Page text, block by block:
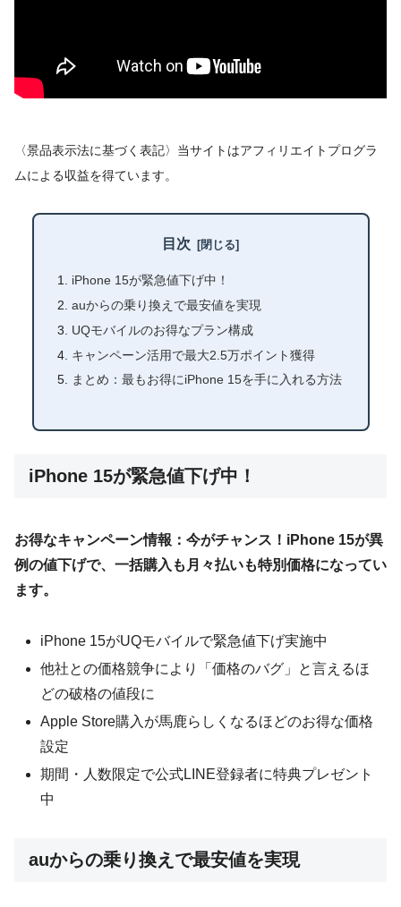
〈景品表示法に基づく表記〉当サイトはアフィリエイトプログラ
ムによる収益を得ています。
目次
iPhone 15が緊急値下げ中！
auからの乗り換えで最安値を実現
UQモバイルのお得なプラン構成
キャンペーン活用で最大2.5万ポイント獲得
まとめ：最もお得にiPhone 15を手に入れる方法
iPhone 15が緊急値下げ中！
お得なキャンペーン情報：今がチャンス！iPhone 15が異
例の値下げで、一括購入も月々払いも特別価格になってい
ます。
iPhone 15がUQモバイルで緊急値下げ実施中
他社との価格競争により「価格のバグ」と言えるほ
どの破格の値段に
Apple Store購入が馬鹿らしくなるほどのお得な価格
設定
期間・人数限定で公式LINE登録者に特典プレゼント
中
auからの乗り換えで最安値を実現